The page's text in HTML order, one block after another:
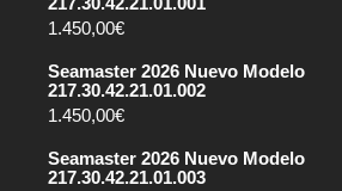
1.450,00€
Seamaster 2026 Nuevo Modelo
217.30.42.21.01.002
1.450,00€
Seamaster 2026 Nuevo Modelo
217.30.42.21.01.003